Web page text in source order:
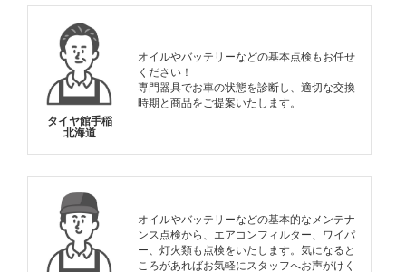
タイヤ館手稲
北海道
オイルやバッテリーなどの基本点検もお任せ
ください！
専門器具でお車の状態を診断し、適切な交換
時期と商品をご提案いたします。
オイルやバッテリーなどの基本的なメンテナ
ンス点検から、エアコンフィルター、ワイパ
ー、灯火類も点検をいたします。気になると
ころがあればお気軽にスタッフへお声がけく